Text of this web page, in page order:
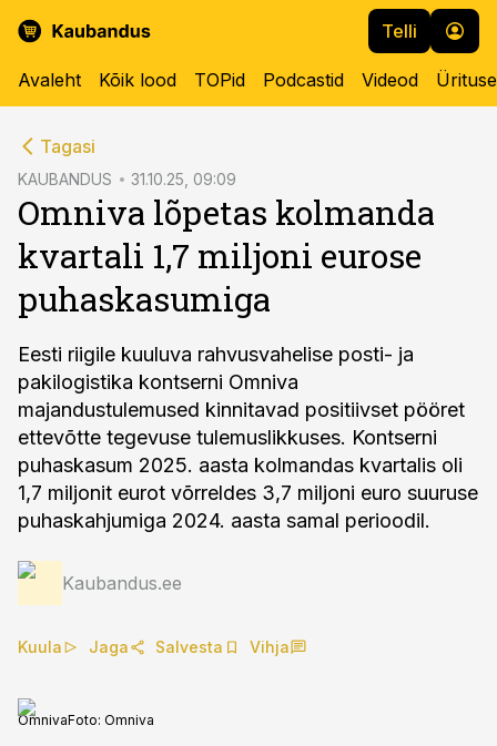
Telli
Avaleht Kõik lood TOPid Podcastid Videod
Tagasi
KAUBANDUS 31.10.25, 09:09
Omniva lõpetas kolmanda
kvartali 1,7 miljoni eurose
puhaskasumiga
Eesti riigile kuuluva rahvusvahelise posti- ja
pakilogistika kontserni Omniva
majandustulemused kinnitavad positiivset pööret
ettevõtte tegevuse tulemuslikkuses. Kontserni
puhaskasum 2025. aasta kolmandas kvartalis oli
1,7 miljonit eurot võrreldes 3,7 miljoni euro suuruse
puhaskahjumiga 2024. aasta samal perioodil.
Kaubandus.ee
Kuula Jaga Salvesta Vihja
OmnivaFoto: Omniva